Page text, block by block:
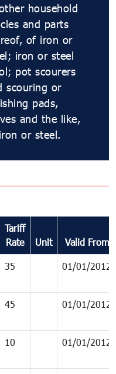
household
and parts
of iron or
iron or steel
pot scourers
scouring or
pads,
and the like,
or steel.
Tariff
Rate
Unit Valid From
35 01/01/2012
45 01/01/2012
10 01/01/2012